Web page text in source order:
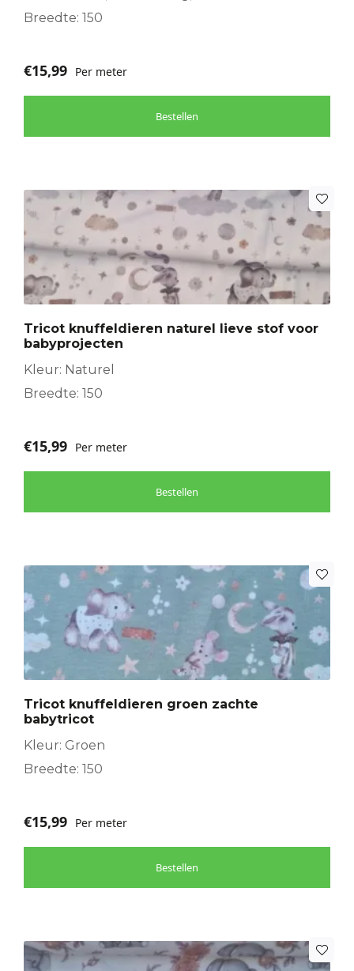
Breedte: 150
€15,99 Per meter
Bestellen
Tricot knuffeldieren naturel lieve stof voor
babyprojecten
Kleur: Naturel
Breedte: 150
€15,99 Per meter
Bestellen
Tricot knuffeldieren groen zachte
babytricot
Kleur: Groen
Breedte: 150
€15,99 Per meter
Bestellen